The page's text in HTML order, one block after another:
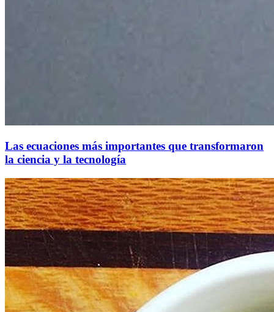
Las ecuaciones más importantes que transformaron
la ciencia y la tecnología